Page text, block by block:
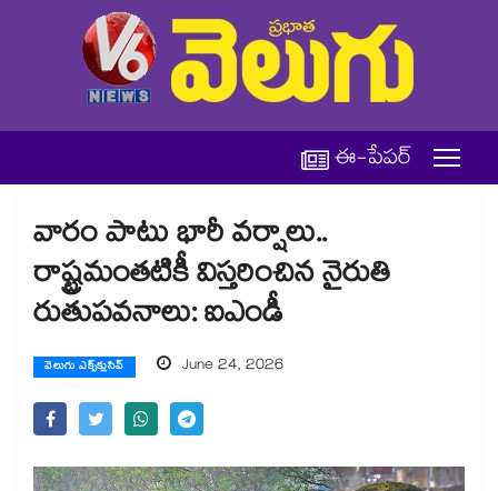
ఈ-పేపర్
వారం పాటు భారీ వర్షాలు..
రాష్ట్రమంతటికీ విస్తరించిన నైరుతి
రుతుపవనాలు: ఐఎండీ
వెలుగు ఎక్స్‌క్లుసివ్ June 24, 2026